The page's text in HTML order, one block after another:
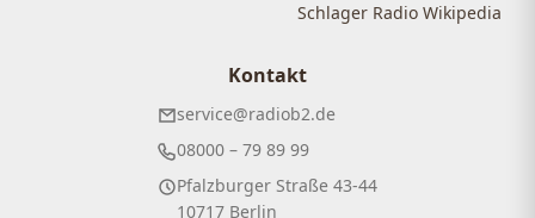
Schlager Radio Wikipedia
Kontakt
service@radiob2.de
08000 – 79 89 99
Pfalzburger Straße 43-44
10717 Berlin